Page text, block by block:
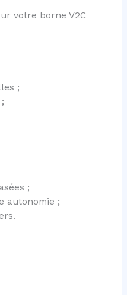
votre borne V2C
;
;
autonomie ;